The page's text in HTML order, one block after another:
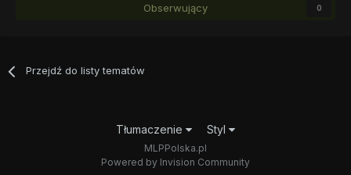
Obserwujący 0
Przejdź do listy tematów
Tłumaczenie Styl
MLPPolska.pl
Powered by Invision Community